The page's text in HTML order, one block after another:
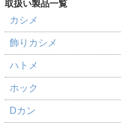
カシメ
飾りカシメ
ハトメ
ホック
Dカン